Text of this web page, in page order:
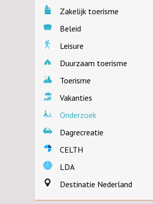
Zakelijk toerisme
Beleid
Leisure
Duurzaam toerisme
Toerisme
Vakanties
Onderzoek
Dagrecreatie
CELTH
LDA
Destinatie Nederland